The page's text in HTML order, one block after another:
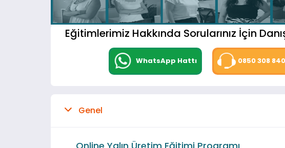
Eğitimlerimiz Hakkında Sorularınız İçin
WhatsApp Hattı 0850 308
Genel